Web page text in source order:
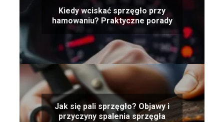
Kiedy wciskać sprzęgło przy
hamowaniu? Praktyczne porady
Jak się pali sprzęgło? Objawy i
przyczyny spalenia sprzęgła